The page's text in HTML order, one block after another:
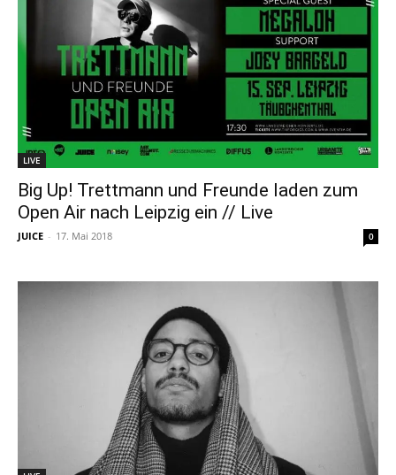
LIVE
Big Up! Trettmann und Freunde laden zum
Open Air nach Leipzig ein // Live
JUICE - 17. Mai 2018 0